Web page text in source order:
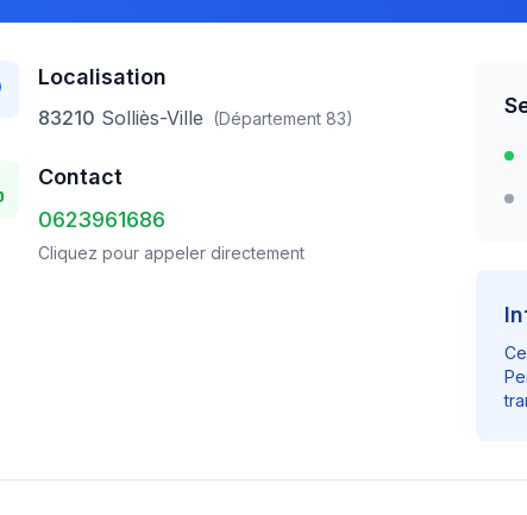
Localisation
83210 Solliès-Ville (Département 83)
Contact
0623961686
Cliquez pour appeler directement